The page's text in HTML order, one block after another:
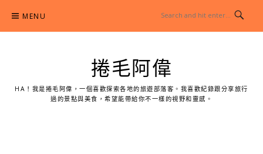
content
MENU
捲毛阿偉
HA！我是捲毛阿偉，一個喜歡探索各地的旅遊部落客。我喜歡紀錄跟分享旅行
過的景點與美食，希望能帶給你不一樣的視野和靈感。